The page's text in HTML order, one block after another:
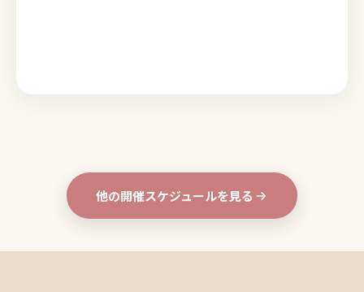
他の開催スケジュールを見る